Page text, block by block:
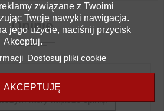
związane z Twoimi
Twoje nawyki nawigacja.
jego użycie, naciśnij przycisk
Akceptuj.
Dostosuj pliki cookie
AKCEPTUJĘ
pod konkretny
Opinie
który napisze opinię!